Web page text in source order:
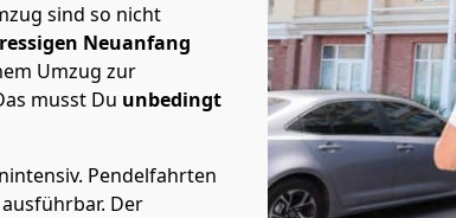
sind so nicht
Neuanfang
Umzug zur
musst Du unbedingt
Pendelfahrten
Der